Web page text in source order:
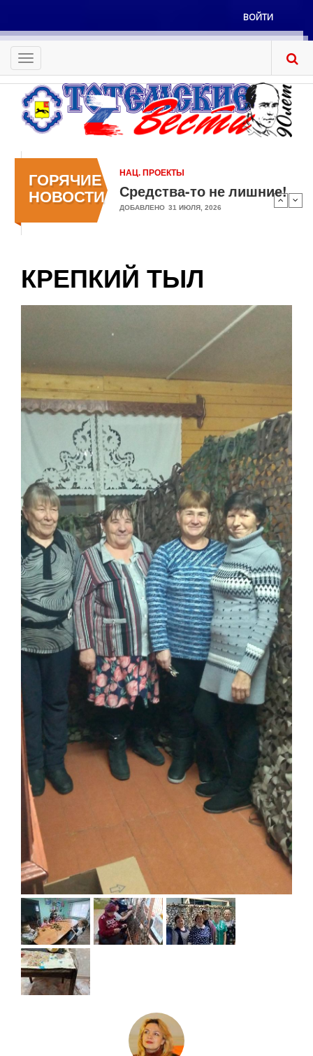
основному
содержанию
Меню
учётной
записи
пользователя
ВОЙТИ
Toggle
navigation
ГОРЯЧИЕ
НОВОСТИ
НАЦ. ПРОЕКТЫ
Средства-то не лишние!
ДОБАВЛЕНО 31 ИЮЛЯ, 2026
КРЕПКИЙ ТЫЛ